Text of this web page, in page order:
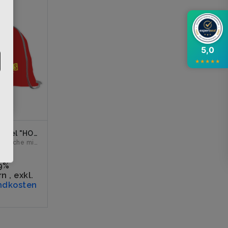
Stoffbeutel "HOMEGIRLS" rot
Baumwolltasche mit dem Logo "HOMEGIRLS" veredelt....
, exkl.
5,0
★★★★★